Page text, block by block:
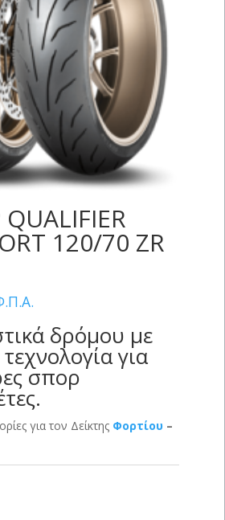
120/70 ZR
δρόμου με
για
σπορ
για τον Δείκτης Φορτίου –